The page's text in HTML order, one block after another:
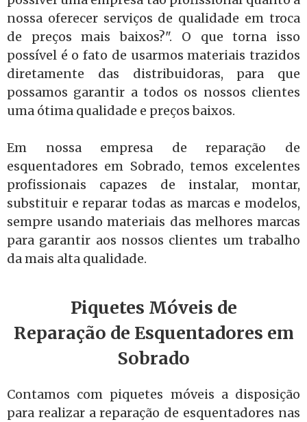
nossa oferecer serviços de qualidade em troca
de preços mais baixos?". O que torna isso
possível é o fato de usarmos materiais trazidos
diretamente das distribuidoras, para que
possamos garantir a todos os nossos clientes
uma ótima qualidade e preços baixos.
Em nossa empresa de reparação de
esquentadores em Sobrado, temos excelentes
profissionais capazes de instalar, montar,
substituir e reparar todas as marcas e modelos,
sempre usando materiais das melhores marcas
para garantir aos nossos clientes um trabalho
da mais alta qualidade.
Piquetes Móveis de
Reparação de Esquentadores em
Sobrado
Contamos com piquetes móveis a disposição
para realizar a reparação de esquentadores nas